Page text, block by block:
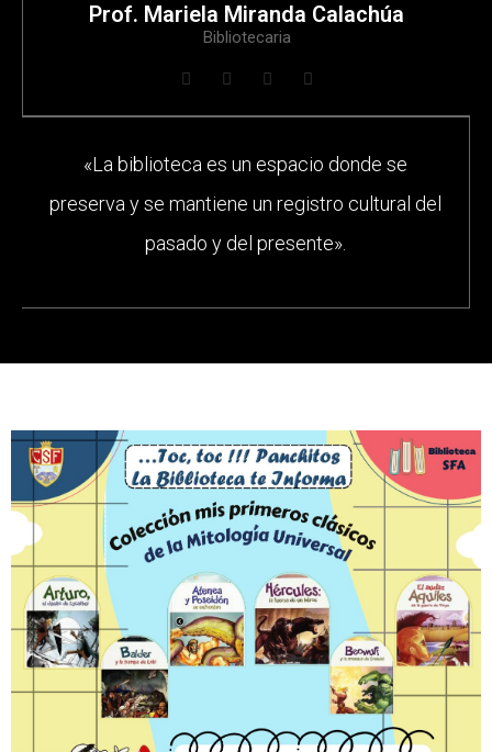
Prof. Mariela Miranda Calachúa
Bibliotecaria
«La biblioteca es un espacio donde se
preserva y se mantiene un registro cultural del
pasado y del presente».